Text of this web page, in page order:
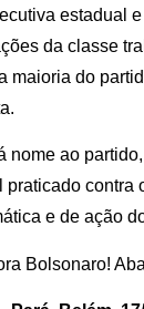
estadual
da classe
maioria do
nome ao
contra
e de ação
Bolsonaro!